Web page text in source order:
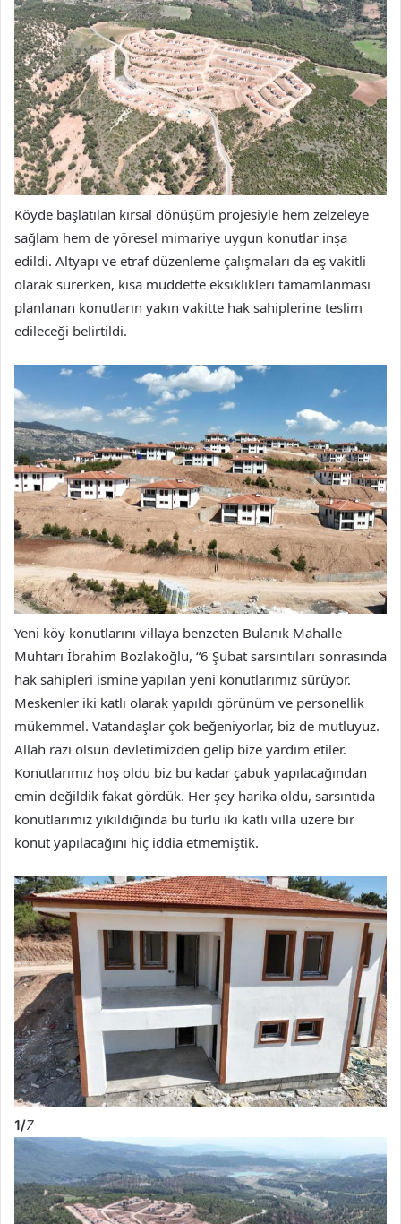
Köyde başlatılan kırsal dönüşüm projesiyle hem zelzeleye
sağlam hem de yöresel mimariye uygun konutlar inşa
edildi. Altyapı ve etraf düzenleme çalışmaları da eş vakitli
olarak sürerken, kısa müddette eksiklikleri tamamlanması
planlanan konutların yakın vakitte hak sahiplerine teslim
edileceği belirtildi.
Yeni köy konutlarını villaya benzeten Bulanık Mahalle
Muhtarı İbrahim Bozlakoğlu, “6 Şubat sarsıntıları sonrasında
hak sahipleri ismine yapılan yeni konutlarımız sürüyor.
Meskenler iki katlı olarak yapıldı görünüm ve personellik
mükemmel. Vatandaşlar çok beğeniyorlar, biz de mutluyuz.
Allah razı olsun devletimizden gelip bize yardım etiler.
Konutlarımız hoş oldu biz bu kadar çabuk yapılacağından
emin değildik fakat gördük. Her şey harika oldu, sarsıntıda
konutlarımız yıkıldığında bu türlü iki katlı villa üzere bir
konut yapılacağını hiç iddia etmemiştik.
1/7